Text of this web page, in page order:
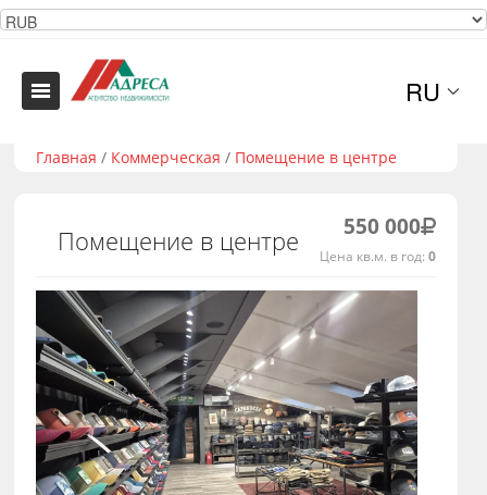
RU
Главная / Коммерческая / Помещение в центре
Помещение в центре 550 000
Цена кв.м. в год:0